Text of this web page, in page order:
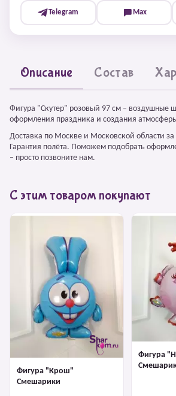
Telegram Max
Описание Состав
Фигура "Скутер" розовый 97 см – воздушные
оформления праздника и создания
Доставка по Москве и Московской области за
Гарантия полёта. Поможем подобрать
– просто позвоните нам.
С этим товаром покупают
Фигура "Крош"
Смешарики
Фигура